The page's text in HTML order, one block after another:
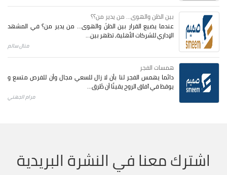
بين الظن والهوى... من يدير من؟؟
عندما يضيع القرار بين الظنّ والهوى… من يدير من؟ في المشهد
الإداري للشركات الأهلية، تظهر بين...
منال سالم
همسات الفجر
دائما يهمس الفجر لنا بأن لا زال للسعي مجال وأن للفرص متسع و
يوقظ في آفاق الروح يقينًا أن طُرق...
مرام الجهني
اشترك معنا في النشرة البريدية